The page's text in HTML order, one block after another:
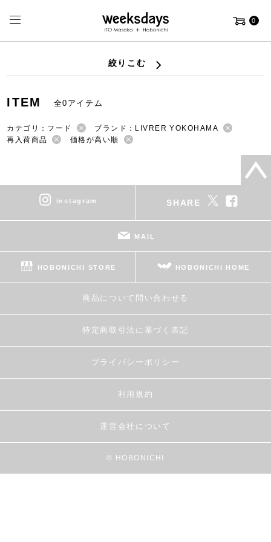
0
絞りこむ
ITEM 全0アイテム
カテゴリ：フード
ブランド：LIVRER YOKOHAMA
再入荷商品
価格が高い順
instagram SHARE
MAIL
HOBONICHI STORE HOBONICHI HOME
商品について問い合わせる
特定商取引法に基づく表記
プライバシーポリシー
利用規約
運営会社について
© HOBONICHI